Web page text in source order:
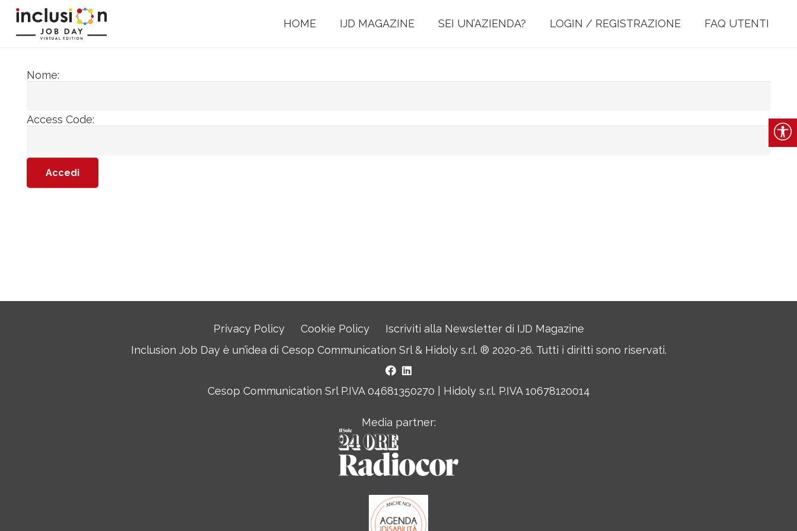
HOME IJD MAGAZINE SEI UN’AZIENDA? LOGIN / REGISTRAZIONE FAQ UTENTI
Nome:
Access Code:
Privacy Policy Cookie Policy
Iscriviti alla Newsletter di IJD Magazine
Inclusion Job Day è un’idea di Cesop Communication Srl& Hidoly s.r.l. ® 2020-26. Tutti i diritti sono riservati.
Cesop Communication Srl P.IVA 04681350270 | Hidoly s.r.l. P.IVA 10678120014
Media partner: